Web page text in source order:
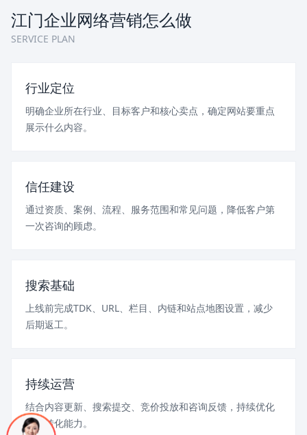
江门企业网络营销怎么做
SERVICE PLAN
行业定位
明确企业所在行业、目标客户和核心卖点，确定网站要重点
展示什么内容。
信任建设
通过资质、案例、流程、服务范围和常见问题，降低客户第
一次咨询的顾虑。
搜索基础
上线前完成TDK、URL、栏目、内链和站点地图设置，减少
后期返工。
持续运营
结合内容更新、搜索提交、竞价投放和咨询反馈，持续优化
页面转化能力。